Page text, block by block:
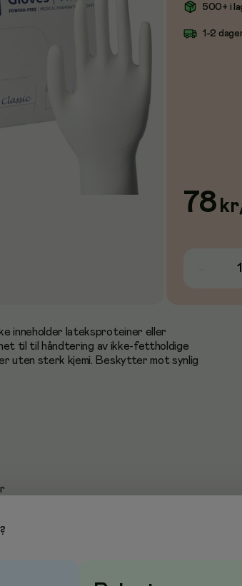
500+ i
1-2
78 kr
inneholder lateksproteiner eller
til til håndtering av ikke-fettholdige
uten sterk kjemi. Beskytter mot synlig
hansker
holdbarhet), EN 374-1:2016